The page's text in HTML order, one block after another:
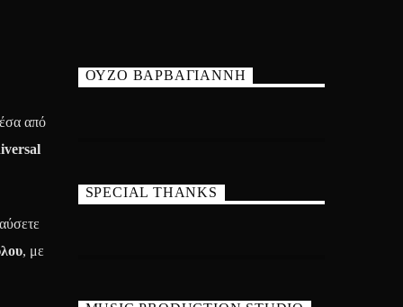
από
, με
ΟΥΖΟ ΒΑΡΒΑΓΙΑΝΝΗ
SPECIAL THANKS